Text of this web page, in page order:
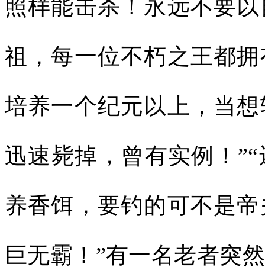
照样能击杀！永远不要
祖，每一位不朽之王都
培养一个纪元以上，当
迅速毙掉，曾有实例！
养香饵，要钓的可不是
巨无霸！”有一名老者突